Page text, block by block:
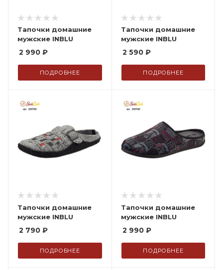
Тапочки домашние
мужские INBLU
2 990 ₽
ПОДРОБНЕЕ
Тапочки домашние
мужские INBLU
2 590₽
ПОДРОБНЕЕ
Тапочки домашние
мужские INBLU
2 790 ₽
ПОДРОБНЕЕ
Тапочки домашние
мужские INBLU
2 990₽
ПОДРОБНЕЕ